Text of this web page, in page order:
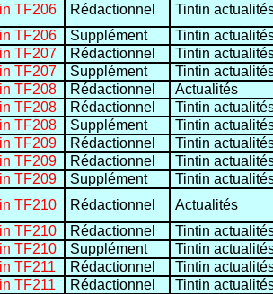
TF206 Rédactionnel
Tintin
TF206 Supplément
Tintin
TF207 Rédactionnel
Tintin
TF207 Supplément
Tintin
TF208 Rédactionnel
Actualités
TF208 Rédactionnel
Tintin
TF208 Supplément
Tintin
TF209 Rédactionnel
Tintin
TF209 Rédactionnel
Tintin
TF209 Supplément
Tintin
TF210 Rédactionnel
Actualités
TF210 Rédactionnel
Tintin
TF210 Supplément
Tintin
TF211 Rédactionnel
Tintin
TF211 Rédactionnel
Tintin